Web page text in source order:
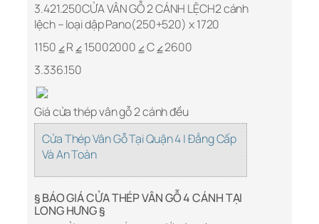
3.421.250CỬA VÂN GỖ 2 CÁNH LỆCH2 cánh
lệch – loại dập Pano(250+520) x 1720
1150 ⦤ R ⦤ 15002000 ⦤ C ⦤ 2600
3.336.150
Giá cửa thép vân gỗ 2 cánh đều
Cửa Thép Vân Gỗ Tại Quận 4 | Đẳng Cấp
Và An Toàn
§ BÁO GIÁ CỬA THÉP VÂN GỖ 4 CÁNH TẠI
LONG HƯNG §